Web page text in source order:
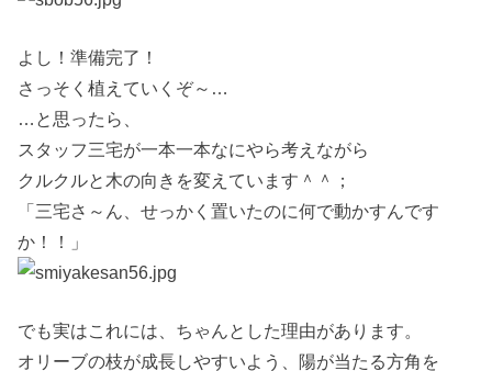
よし！準備完了！
さっそく植えていくぞ～…
…と思ったら、
スタッフ三宅が一本一本なにやら考えながら
クルクルと木の向きを変えています＾＾；
「三宅さ～ん、せっかく置いたのに何で動かすんです
か！！」
でも実はこれには、ちゃんとした理由があります。
オリーブの枝が成長しやすいよう、陽が当たる方角を